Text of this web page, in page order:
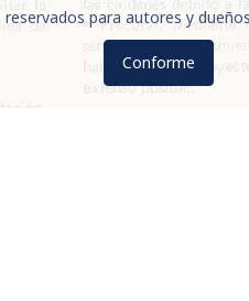
para autores y
Conforme